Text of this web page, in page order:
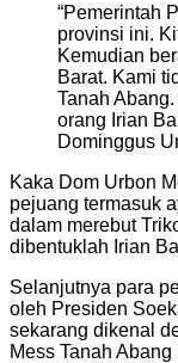
“Pemerintah
provinsi ini.
Kemudian
Barat. Kami
Tanah
orang Irian
Dominggus
Kaka Dom Urbon
pejuang termasuk
dalam merebut
dibentuklah Irian
Selanjutnya para
oleh Presiden
sekarang dikenal
Mess Tanah